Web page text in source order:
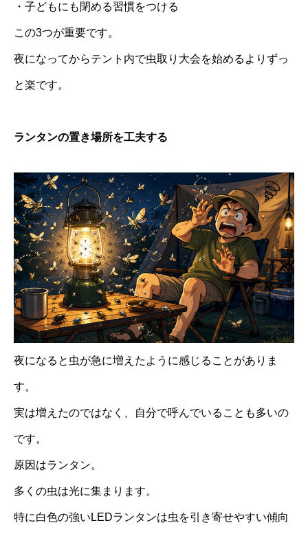
・子どもにも閉める習慣をつける
この3つが重要です。
夜になってからテント内で虫取り大会を始めるよりずっ
と楽です。
ランタンの置き場所を工夫する
夜になると虫が急に増えたように感じることがありま
す。
実は増えたのではなく、自分で呼んでいることも多いの
です。
原因はランタン。
多くの虫は光に集まります。
特に白色の強いLEDランタンは虫を引き寄せやすい傾向